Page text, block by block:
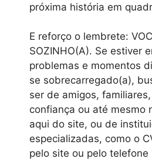
próxima história em
E reforço o lembrete:
SOZINHO(A). Se estiver
problemas e momentos
se sobrecarregado(a),
ser de amigos,
confiança ou até mesmo
aqui do site, ou de
especializadas, como o
pelo site ou pelo telefone